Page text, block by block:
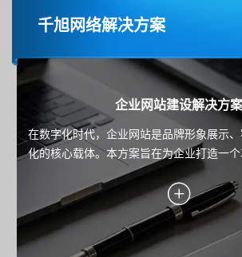
千旭网络解决方案
企业网站建设解决方案
在数字化时代，企业网站是品牌形象展示
化的核心载体。本方案旨在为企业打造一
验优秀且具备市场竞争力的网站，助力企
户服务与业务增长的目标。